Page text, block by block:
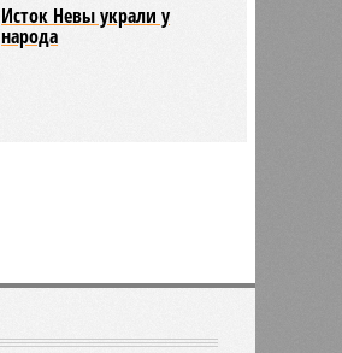
Исток Невы украли у
народа